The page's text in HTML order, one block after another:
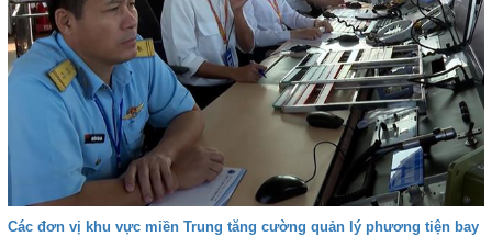
Các đơn vị khu vực miền Trung tăng cường quản lý phương tiện bay